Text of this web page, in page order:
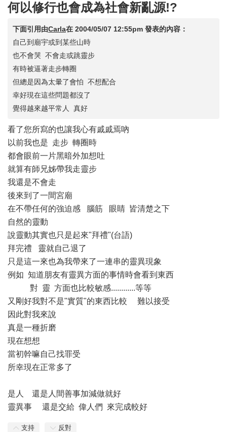
何以修行也會成為社會新亂源!?
下面引用由Carla在 2004/05/07 12:55pm 發表的內容：
自己到廟宇或到某些山時
也不會哭 不會走或跳靈步
有時被逼著走步轉圈
但總是因為太暈了會怕 不想配合
幸好現在這些問題都沒了
覺得越來越平常人 真好
看了您所寫的也讓我心有戚戚焉吶
以前我也是 走步 轉圈時
都會眼前一片黑暗外加想吐
就算有師兄姊帶我走靈步
我還是不會走
後來到了一間宮廟
在不帶任何的強迫感 腦筋 眼睛 皆清楚之下
自然的靈動
說靈動其實也只是起來"拜禮"(台語)
拜完禮 靈就自己退了
只是這一來也為我帶來了一連串的靈異現象
例如 知道朋友有靈異方面的事情時會看到東西
對 靈 方面也比較敏感............等等
又剛好我對不是"實質"的東西比較 難以接受
因此對我來說
真是一種折磨
現在想想
當初幹嘛自己找罪受
所幸現在正常多了
是人 還是人間善事加減做就好
靈異事 還是交給 偉人們 來完成較好
支持 反對